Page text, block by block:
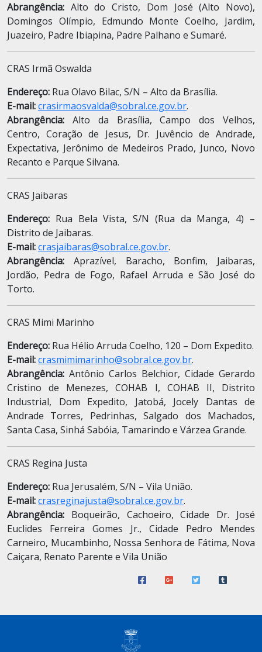
Abrangência: Alto do Cristo, Dom José (Alto Novo),
Domingos Olímpio, Edmundo Monte Coelho, Jardim,
Juazeiro, Padre Ibiapina, Padre Palhano e Sumaré.
CRAS Irmã Oswalda
Endereço: Rua Olavo Bilac, S/N – Alto da Brasília.
E-mail:crasirmaosvalda@sobral.ce.gov.br.
Abrangência: Alto da Brasília, Campo dos Velhos,
Centro, Coração de Jesus, Dr. Juvêncio de Andrade,
Expectativa, Jerônimo de Medeiros Prado, Junco, Novo
Recanto e Parque Silvana.
CRAS Jaibaras
Endereço: Rua Bela Vista, S/N (Rua da Manga, 4) –
Distrito de Jaibaras.
E-mail:crasjaibaras@sobral.ce.gov.br.
Abrangência: Aprazível, Baracho, Bonfim, Jaibaras,
Jordão, Pedra de Fogo, Rafael Arruda e São José do
Torto.
CRAS Mimi Marinho
Endereço: Rua Hélio Arruda Coelho, 120 – Dom Expedito.
E-mail:crasmimimarinho@sobral.ce.gov.br.
Abrangência: Antônio Carlos Belchior, Cidade Gerardo
Cristino de Menezes, COHAB I, COHAB II, Distrito
Industrial, Dom Expedito, Jatobá, Jocely Dantas de
Andrade Torres, Pedrinhas, Salgado dos Machados,
Santa Casa, Sinhá Sabóia, Tamarindo e Várzea Grande.
CRAS Regina Justa
Endereço: Rua Jerusalém, S/N – Vila União.
E-mail:crasreginajusta@sobral.ce.gov.br.
Abrangência: Boqueirão, Cachoeiro, Cidade Dr. José
Euclides Ferreira Gomes Jr., Cidade Pedro Mendes
Carneiro, Mucambinho, Nossa Senhora de Fátima, Nova
Caiçara, Renato Parente e Vila União